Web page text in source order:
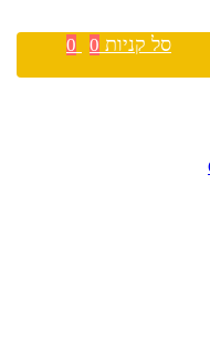
סל קניות 0
0